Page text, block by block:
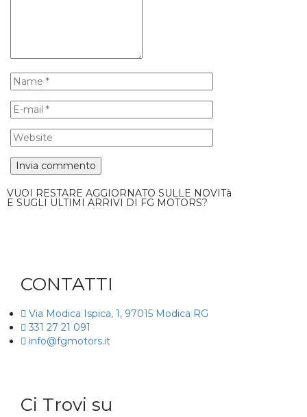
VUOI RESTARE AGGIORNATO SULLE NOVITà
E SUGLI ULTIMI ARRIVI DI FG MOTORS?
CONTATTI
Via Modica Ispica, 1, 97015 Modica RG
331 27 21 091
info@fgmotors.it
Ci Trovi su